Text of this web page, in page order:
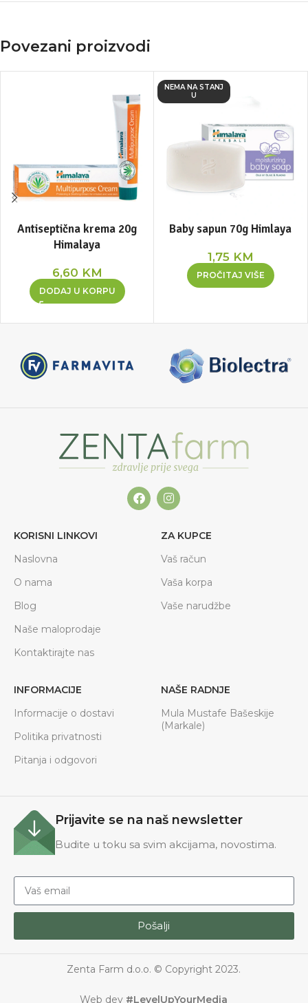
Povezani proizvodi
Antiseptična krema 20g
Himalaya
6,60 KM
DODAJ U KORPU
NEMA NA STANJ
U
Baby sapun 70g Himlaya
1,75 KM
PROČITAJ VIŠE
KORISNI LINKOVI
Naslovna
O nama
Blog
Naše maloprodaje
Kontaktirajte nas
ZA KUPCE
Vaš račun
Vaša korpa
Vaše narudžbe
INFORMACIJE
Informacije o dostavi
Politika privatnosti
Pitanja i odgovori
NAŠE RADNJE
Mula Mustafe Bašeskije
(Markale)
Prijavite se na naš newsletter
Budite u toku sa svim akcijama, novostima.
Pošalji
Zenta Farm d.o.o. © Copyright 2023.
Web dev #LevelUpYourMedia